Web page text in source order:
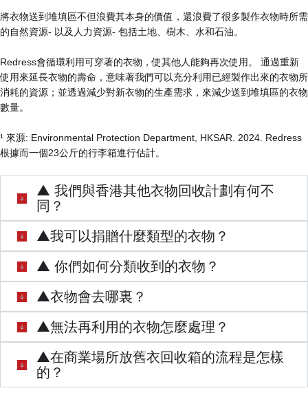
將衣物送到堆填區不但浪費其本身的價值，還浪費了很多製作衣物時所需
的自然資源- 以及人力資源- 包括土地、樹木、水和石油。
Redress會循環利用可穿著的衣物，使其他人能夠再次使用。 通過重新
使用來延長衣物的壽命，意味著我們可以充分利用已經製作出來的衣物所
消耗的資源；並透過減少對新衣物的生產需求，來減少送到堆填區的衣物
數量。
¹ 來源: Environmental Protection Department, HKSAR. 2024. Redress
根據而一個23公斤的行李箱進行估計。
▲ 我們與香港其他衣物回收計劃有何不
同？
▲我可以捐贈什麼類型的衣物？
▲ 你們如何分類收到的衣物？
▲衣物會去哪裏？
▲無法再利用的衣物怎麼處理？
▲在商業場所放舊衣回收箱的流程是怎樣
的？